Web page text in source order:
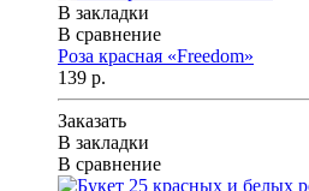
В закладки
В сравнение
Роза красная «Freedom»
139 р.
Заказать
В закладки
В сравнение